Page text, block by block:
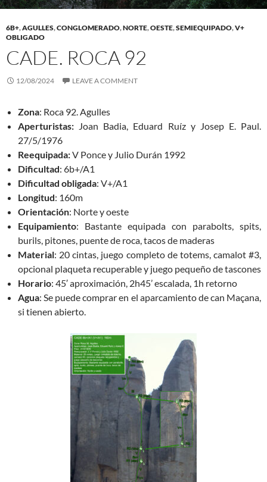
6B+,AGULLES,CONGLOMERADO,NORTE,OESTE,SEMIEQUIPADO,V+
OBLIGADO
CADE. ROCA 92
12/08/2024 LEAVE A COMMENT
Zona: Roca 92. Agulles
Aperturistas: Joan Badia, Eduard Ruíz y Josep E. Paul.
27/5/1976
Reequipada:V Ponce y Julio Durán 1992
Dificultad: 6b+/A1
Dificultad obligada: V+/A1
Longitud: 160m
Orientación: Norte y oeste
Equipamiento: Bastante equipada con parabolts, spits,
burils, pitones, puente de roca, tacos de maderas
Material: 20 cintas, juego completo de totems, camalot #3,
opcional plaqueta recuperable y juego pequeño de tascones
Horario: 45′ aproximación, 2h45’ escalada, 1h retorno
Agua: Se puede comprar en el aparcamiento de can Maçana,
si tienen abierto.